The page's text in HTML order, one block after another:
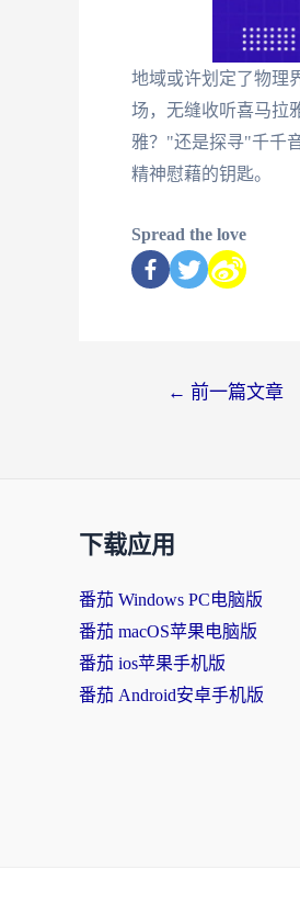
地域或许划定了物理
场，无缝收听喜马拉
雅？"还是探寻"千千
精神慰藉的钥匙。
Spread the love
← 前一篇文章
下载应用
番茄 Windows PC电脑版
番茄 macOS苹果电脑版
番茄 ios苹果手机版
番茄 Android安卓手机版